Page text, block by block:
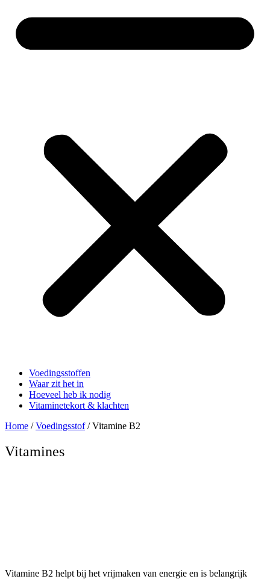
Voedingsstoffen
Waar zit het in
Hoeveel heb ik nodig
Vitaminetekort & klachten
Home /Voedingsstof/ Vitamine B2
Vitamines
Vitamine B2 helpt bij het vrijmaken van energie en is belangrijk